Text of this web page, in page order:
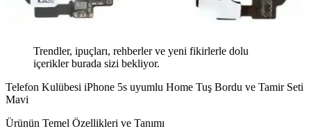
Trendler, ipuçları, rehberler ve yeni fikirlerle dolu
içerikler burada sizi bekliyor.
Telefon Kulübesi iPhone 5s uyumlu Home Tuş Bordu ve Tamir Seti
Mavi
Ürünün Temel Özellikleri ve Tanımı